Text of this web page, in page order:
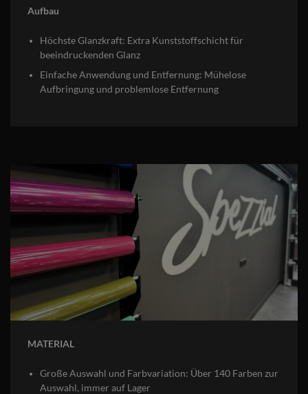
Aufbau
Höchste Glanzkraft: Extra Kunststoffschicht für
beeindruckenden Glanz
Einfache Anwendung und Entfernung: Mühelose
Aufbringung und problemlose Entfernung
MATERIAL
Große Auswahl und Farbvariation: Über 140 Farben zur
Auswahl, immer auf Lager